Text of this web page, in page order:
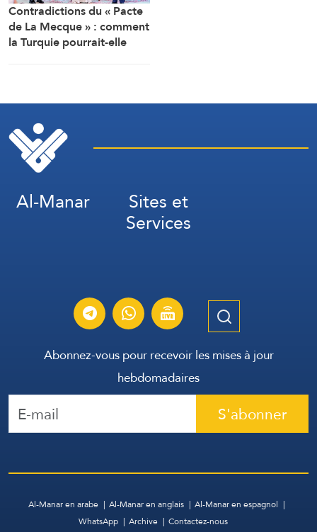
Contradictions du « Pacte
de La Mecque » : comment
la Turquie pourrait-elle
Al-Manar Sites et
Services
Abonnez-vous pour recevoir les mises à jour
hebdomadaires
S'abonner
Al-Manar en arabe Al-Manar en anglais
Al-Manar en espagnol
WhatsApp
Archive Contactez-nous